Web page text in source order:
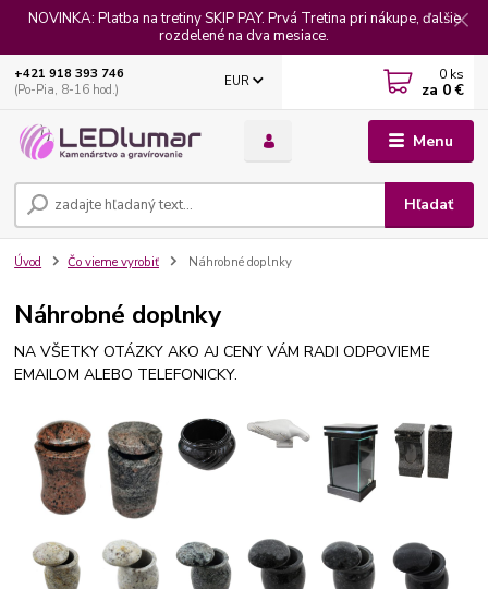
NOVINKA: Platba na tretiny SKIP PAY. Prvá Tretina pri nákupe, ďalšie
rozdelené na dva mesiace.
Menu
EUR
Hľadať
+421 918 393 746
(Po-Pia, 8-16 hod.)
0 ks
za 0 €
Úvod Čo vieme vyrobiť Náhrobné doplnky
Náhrobné doplnky
NA VŠETKY OTÁZKY AKO AJ CENY VÁM RADI ODPOVIEME
EMAILOM ALEBO TELEFONICKY.